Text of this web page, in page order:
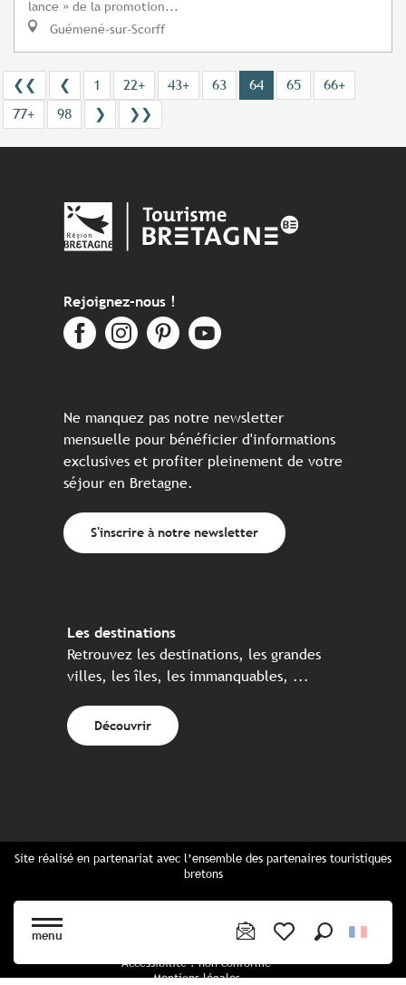
menu
lance » de la promotion...
Guémené-sur-Scorff
❮❮ ❮ 1 22+ 43+ 63 64 65
66+
77+
98 ❯ ❯❯
Rejoignez-nous !
Ne manquez pas notre newsletter
mensuelle pour bénéficier d'informations
exclusives et profiter pleinement de votre
séjour en Bretagne.
S'inscrire à notre newsletter
Les destinations
Retrouvez les destinations, les grandes
villes, les îles, les immanquables, ...
Découvrir
Site réalisé en partenariat avec l’ensemble des partenaires touristiques
bretons
Cartes Bretagne & brochures
Accessibilité : non conforme
Mentions légales